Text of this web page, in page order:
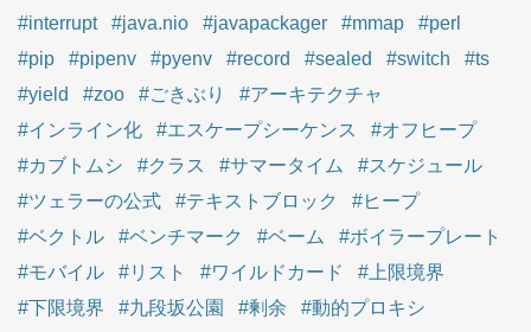
#interrupt
#java.nio #javapackager #mmap
#perl
#pip
#pipenv #pyenv #record #sealed #switch
#ts
#yield
#zoo #ごきぶり
#アーキテクチャ
#インライン化
#エスケープシーケンス
#オフヒープ
#カブトムシ
#クラス #サマータイム
#スケジュール
#ツェラーの公式
#テキストブロック
#ヒープ
#ベクトル
#ベンチマーク #ベーム
#ボイラープレート
#モバイル
#リスト #ワイルドカード
#上限境界
#下限境界
#九段坂公園 #剰余
#動的プロキシ